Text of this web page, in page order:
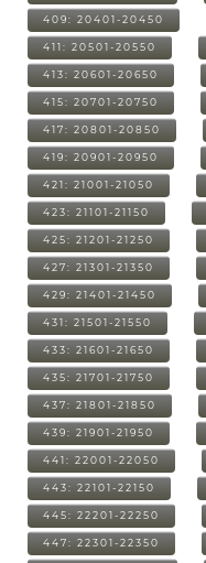
409: 20401-20450
411: 20501-20550
413: 20601-20650
415: 20701-20750
417: 20801-20850
419: 20901-20950
421: 21001-21050
423: 21101-21150
425: 21201-21250
427: 21301-21350
429: 21401-21450
431: 21501-21550
433: 21601-21650
435: 21701-21750
437: 21801-21850
439: 21901-21950
441: 22001-22050
443: 22101-22150
445: 22201-22250
447: 22301-22350